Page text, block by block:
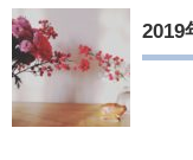
2019